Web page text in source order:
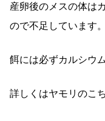
産卵後のメスの体は
ので不足しています。
餌には必ずカルシウ
詳しくはヤモリのこ